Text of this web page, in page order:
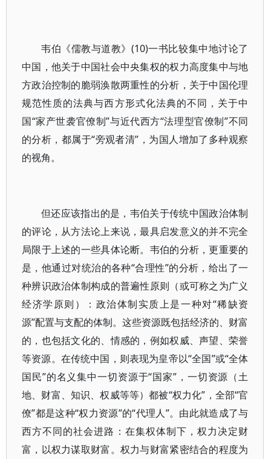
韦伯《儒教与道教》(10)一书比较集中地讨论了
中国，他关于中国社会中央集权的权力高度集中与地
方政治控制的脆弱涣散两重性的分析，关于中国伦理
规范性质的法典与西方形式化法典的不同，关于中
国“家产世袭官僚制”与近代西方“法理型官僚制”不同
的分析，都属于“旁观者清”，为国人增加了多种观察
的视角。
但还应该指出的是，韦伯关于传统中国政治体制
的评论，从方法论上来说，最具启发意义的并不完全
局限于上述的一些具体论断。韦伯的分析，更重要的
是，他通过对统治的各种“合理性”的分析，给出了一
种辨识政治体制构成的普遍性原则（或可称之为广义
经济学原则）：政治体制实质上是一种对“稀缺资
源”配置与支配的体制。这些资源既包括经济的、财富
的，也包括文化的、情感的，例如权威、声望、荣誉
等资源。在传统中国，则表现为皇帝以“全国”或“全体
国民”的名义集中一切资源于“国家”，一切资源（土
地、财富、知识、权威等等）都被“权力化”，全部“官
僚”都是这种“权力资源”的“代理人”。由此就造成了与
西方不同的社会进路：在集权体制下，权力决定财
富，以权力谋取财富。权力与财富紧密结合的程度为